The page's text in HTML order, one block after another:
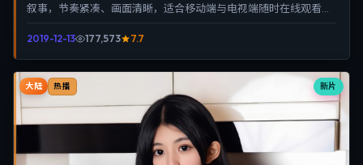
叙事，节奏紧凑、画面清晰，适合移动端与电视端随时在线观看，
2019-12-13 177,573 7.7
新片
大陆 热播